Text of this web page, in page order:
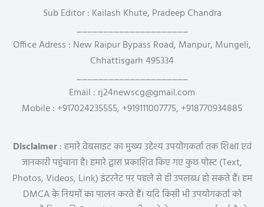
Sub Editor : Kailash Khute, Pradeep Chandra
_____________________
Office Adress : New Raipur Bypass Road, Manpur, Mungeli,
Chhattisgarh 495334
_____________________
Email : rj24newscg@gmail.com
Mobile : +917024235555, +919111007775, +918770934885
Disclaimer: हमारे वेबसाइट का मुख्य उद्देश्य उपयोगकर्ता तक शिक्षा एवं
जानकारी पहुंचाना है। हमारे द्वारा प्रकाशित किए गए कुछ पोस्ट (Text,
Photos, Videos, Link) इंटरनेट पर पहले से ही उपलब्ध हो सकते हैं। हम
DMCA के नियमों का पालन करते हैं। यदि किसी भी उपयोगकर्ता को